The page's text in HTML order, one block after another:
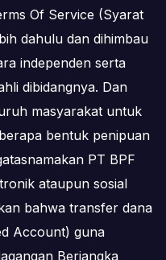
Of Service (Syarat
dahulu dan dihimbau
independen serta
dibidangnya. Dan
masyarakat untuk
bentuk penipuan
PT BPF
ataupun sosial
bahwa transfer dana
Account) guna
Berjangka